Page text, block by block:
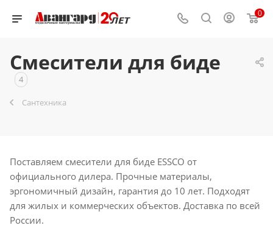
0
Смесители для биде
4
Сантехника
Поставляем смесители для биде ESSCO от
официального дилера. Прочные материалы,
эргономичный дизайн, гарантия до 10 лет. Подходят
для жилых и коммерческих объектов. Доставка по всей
России.